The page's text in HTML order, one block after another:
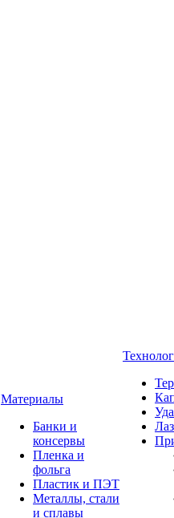
Материалы
Банки и
консервы
Пленка и
фольга
Пластик и ПЭТ
Металлы, стали
и сплавы